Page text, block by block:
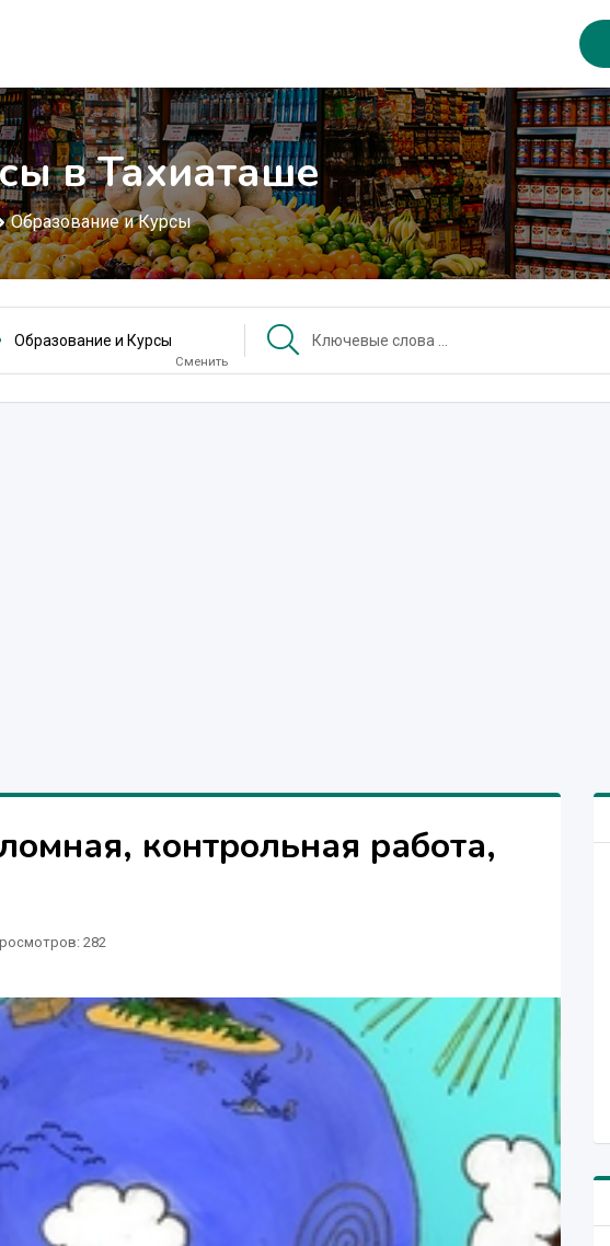
в Тахиаташе
Образование и Курсы
Образование и Курсы
Сменить
контрольная работа,
282